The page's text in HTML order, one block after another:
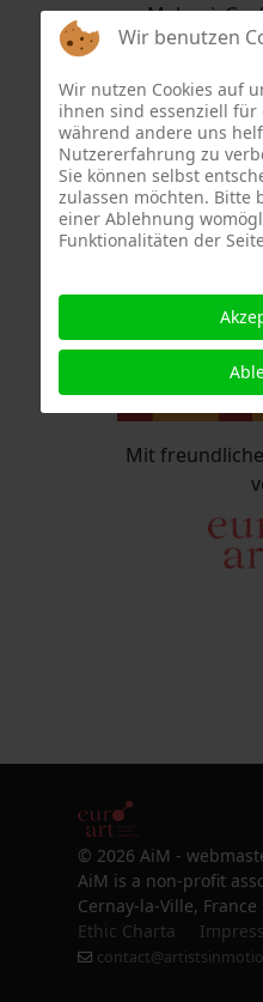
Malerei,
Musik und
Längst
das
abgelöst,
Masken
Mit
© 2026 AiM -
AiM is a non-profit
Cernay-la-Ville, France
Ethic Charta
Wir benutzen
Wir nutzen Cookies auf
ihnen sind essenziell für
während andere uns
Nutzererfahrung zu
Sie können selbst
zulassen möchten. Bitte
einer Ablehnung
Funktionalitäten der